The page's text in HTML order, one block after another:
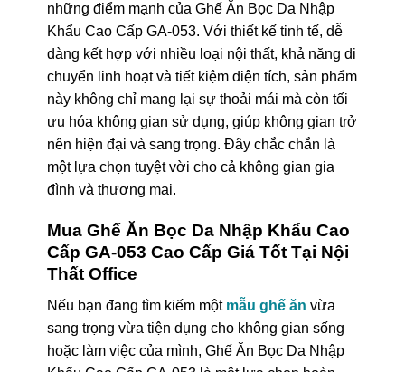
những điểm mạnh của Ghế Ăn Bọc Da Nhập
Khẩu Cao Cấp GA-053. Với thiết kế tinh tế, dễ
dàng kết hợp với nhiều loại nội thất, khả năng di
chuyển linh hoạt và tiết kiệm diện tích, sản phẩm
này không chỉ mang lại sự thoải mái mà còn tối
ưu hóa không gian sử dụng, giúp không gian trở
nên hiện đại và sang trọng. Đây chắc chắn là
một lựa chọn tuyệt vời cho cả không gian gia
đình và thương mại.
Mua Ghế Ăn Bọc Da Nhập Khẩu Cao
Cấp GA-053 Cao Cấp Giá Tốt Tại Nội
Thất Office
Nếu bạn đang tìm kiếm một mẫu ghế ăn vừa
sang trọng vừa tiện dụng cho không gian sống
hoặc làm việc của mình, Ghế Ăn Bọc Da Nhập